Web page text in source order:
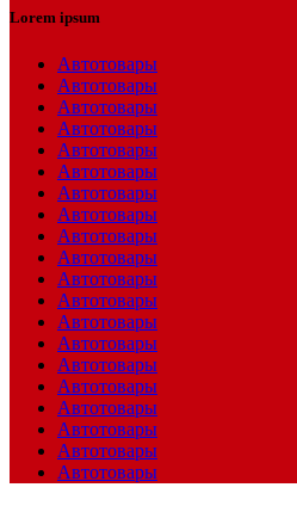
Lorem ipsum
Автотовары
Автотовары
Автотовары
Автотовары
Автотовары
Автотовары
Автотовары
Автотовары
Автотовары
Автотовары
Автотовары
Автотовары
Автотовары
Автотовары
Автотовары
Автотовары
Автотовары
Автотовары
Автотовары
Автотовары